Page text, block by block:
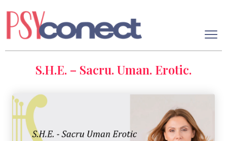
S.H.E. – Sacru. Uman. Erotic.